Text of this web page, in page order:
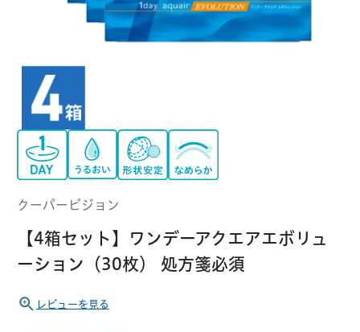
カラー コンタクトレンズ
ハード
ソフト
定期便
ケア用品
ソフト・使い捨て用
ハード用
オプション品
日本アルコン シード
アイレ
アイミー 東レ
はじめての方へ
おトク定期便
Myクーポン
ご利用案内
当社について
クーパービジョン
【4箱セット】ワンデーアクエアエボリュ
ーション（30枚） 処方箋必須
レビューを見る